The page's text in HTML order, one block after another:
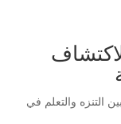
التنزه والتعلم في